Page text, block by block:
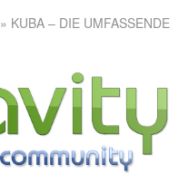
» KUBA – DIE UMFASSENDE